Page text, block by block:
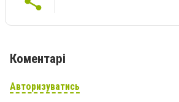
Коментарі
Авторизуватись